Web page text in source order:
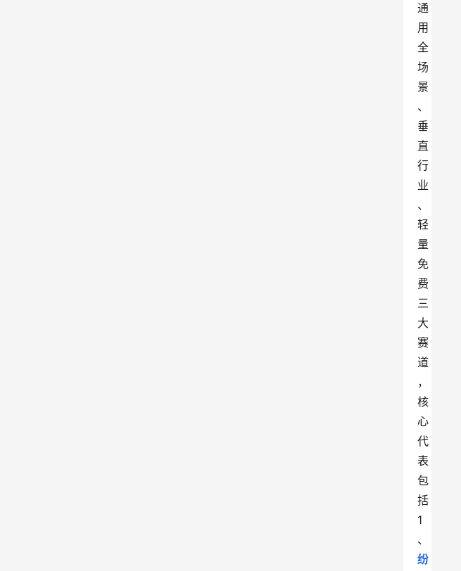
通
用
全
场
景
、
垂
直
行
业
、
轻
量
免
费
三
大
赛
道
，
核
心
代
表
包
括
1
、
纷